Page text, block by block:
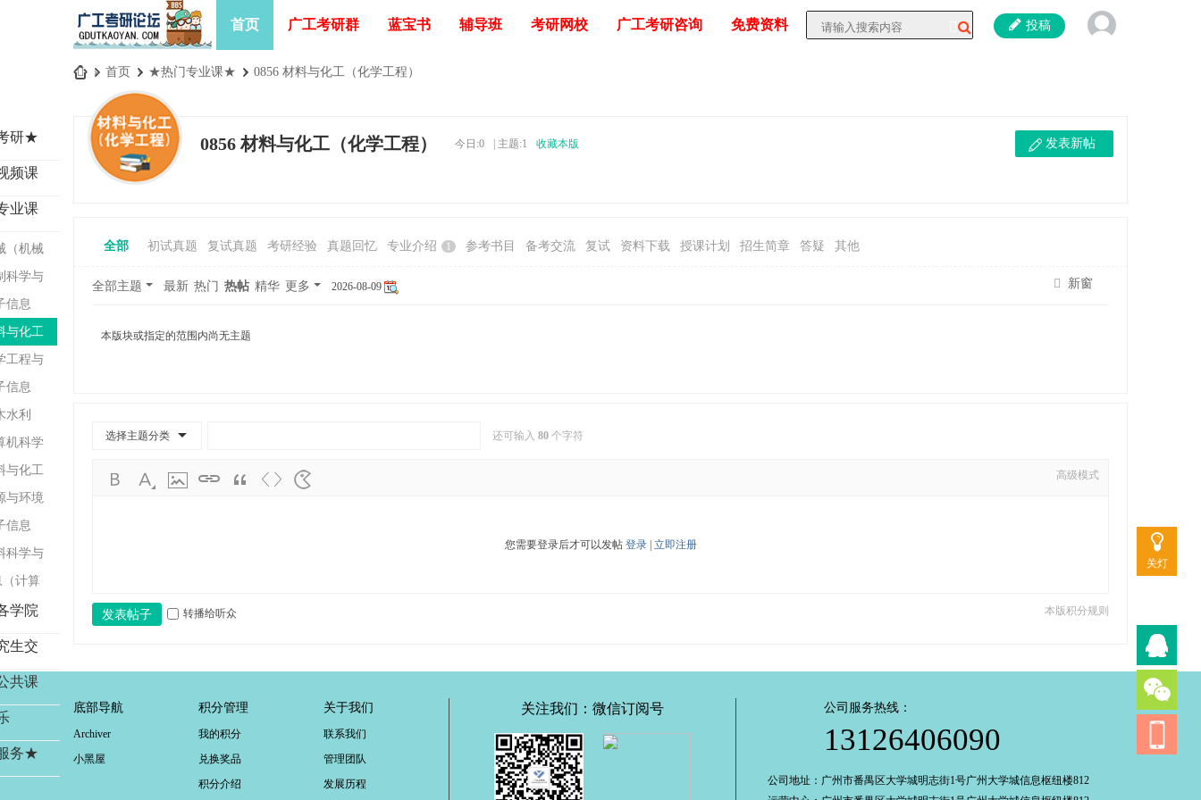
关灯
首页 广工考研群 蓝宝书 辅导班 考研网校 广工考研咨询 免费资料 投稿
» 首页 › ★热门专业课★ › 0856 材料与化工（化学工程）
研★
频课
业课
（机械
）科学与
信息
程）
与化工
程）
工程与
信息
与集
水利
木工
机科学
与化工
程）
与环境
程）
信息
电工
科学与
计算
件工
学院
生交
共课
务★
0856 材料与化工（化学工程） 今日:0 主题:1 收藏本版 发表新帖
全部 初试真题 复试真题 考研经验 真题回忆 专业介绍 1 参考书目 备考交流 复试 资料下载 授课计划 招生简章 答疑 其他
新窗
全部主题 最新 热门 热帖 精华 更多 2026-08-09
本版块或指定的范围内尚无主题
选择主题分类 还可输入 80 个字符
高级模式
您需要登录后才可以发帖 登录| 立即注册
本版积分规则
发表帖子 转播给听众
底部导航
Archiver
小黑屋
积分管理
我的积分
兑换奖品
积分介绍
关于我们
联系我们
管理团队
发展历程
关注我们：微信订阅号 公司服务热线：
13126406090
公司地址：广州市番禺区大学城明志街1号广州大学城信息枢纽楼812